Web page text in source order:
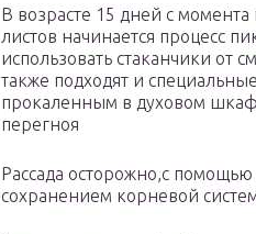
В возрасте 15 дней с
листов начинается процесс
использовать стаканчики от
также подходят и
прокаленным в духовом
перегноя
Рассада осторожно,с
сохранением корневой